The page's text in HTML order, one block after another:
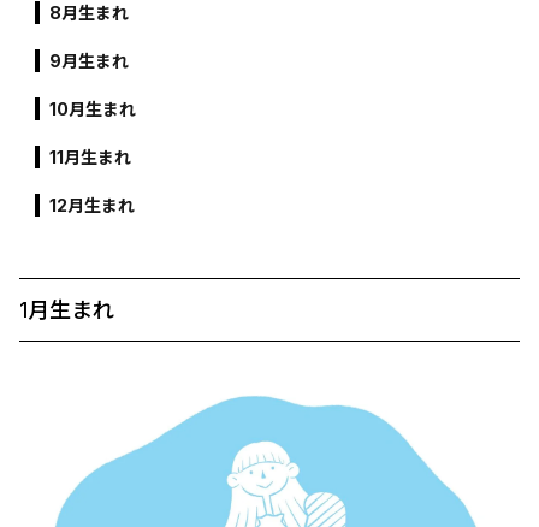
8月生まれ
9月生まれ
10月生まれ
11月生まれ
12月生まれ
1月生まれ